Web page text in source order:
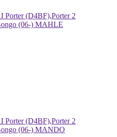
(D4BF),Porter 2
(06-) MAHLE
(D4BF),Porter 2
(06-) MANDO